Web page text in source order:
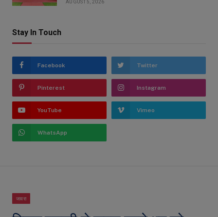
AUGUST 5, 2026
Stay In Touch
Facebook Twitter
Pinterest Instagram
YouTube Vimeo
WhatsApp
जावरा